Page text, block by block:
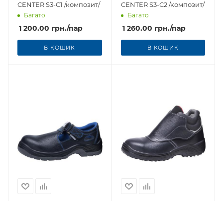
CENTER S3-C1 /композит/
Багато
1 200.00 грн./пар
В КОШИК
CENTER S3-С2 /композит/
Багато
1 260.00 грн./пар
В КОШИК